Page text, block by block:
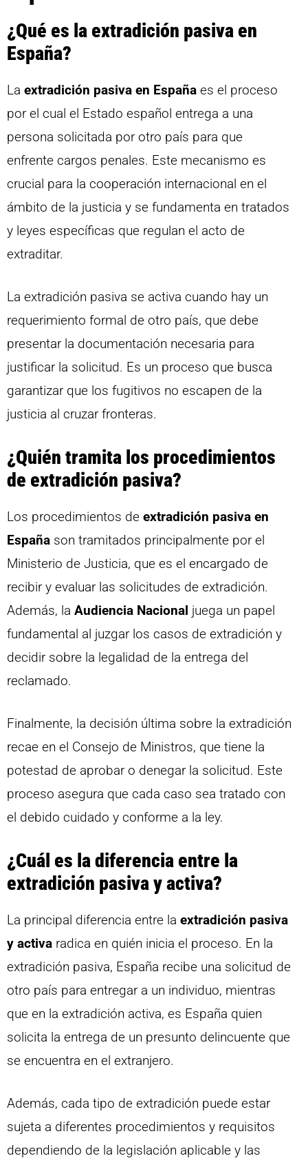
¿Qué es la extradición pasiva en
España?
La extradición pasiva en España es el proceso
por el cual el Estado español entrega a una
persona solicitada por otro país para que
enfrente cargos penales. Este mecanismo es
crucial para la cooperación internacional en el
ámbito de la justicia y se fundamenta en tratados
y leyes específicas que regulan el acto de
extraditar.
La extradición pasiva se activa cuando hay un
requerimiento formal de otro país, que debe
presentar la documentación necesaria para
justificar la solicitud. Es un proceso que busca
garantizar que los fugitivos no escapen de la
justicia al cruzar fronteras.
¿Quién tramita los procedimientos
de extradición pasiva?
Los procedimientos de extradición pasiva en
España son tramitados principalmente por el
Ministerio de Justicia, que es el encargado de
recibir y evaluar las solicitudes de extradición.
Además, la Audiencia Nacional juega un papel
fundamental al juzgar los casos de extradición y
decidir sobre la legalidad de la entrega del
reclamado.
Finalmente, la decisión última sobre la extradición
recae en el Consejo de Ministros, que tiene la
potestad de aprobar o denegar la solicitud. Este
proceso asegura que cada caso sea tratado con
el debido cuidado y conforme a la ley.
¿Cuál es la diferencia entre la
extradición pasiva y activa?
La principal diferencia entre la extradición pasiva
y activa radica en quién inicia el proceso. En la
extradición pasiva, España recibe una solicitud de
otro país para entregar a un individuo, mientras
que en la extradición activa, es España quien
solicita la entrega de un presunto delincuente que
se encuentra en el extranjero.
Además, cada tipo de extradición puede estar
sujeta a diferentes procedimientos y requisitos
dependiendo de la legislación aplicable y las